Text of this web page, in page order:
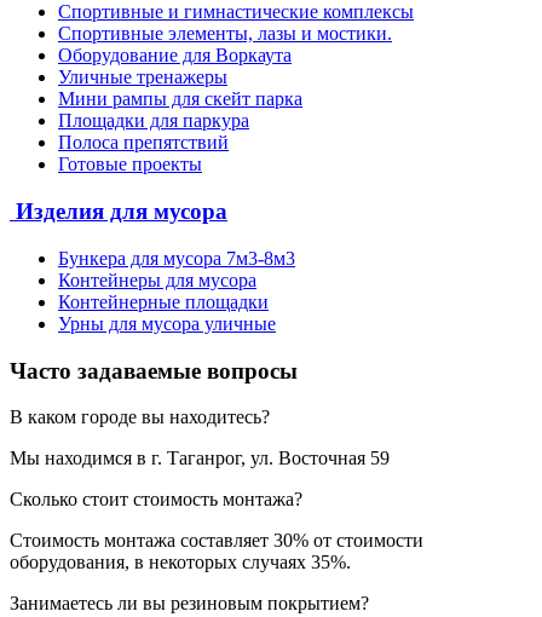
Спортивные и гимнастические комплексы
Спортивные элементы, лазы и мостики.
Оборудование для Воркаута
Уличные тренажеры
Мини рампы для скейт парка
Площадки для паркура
Полоса препятствий
Готовые проекты
Изделия для мусора
Бункера для мусора 7м3-8м3
Контейнеры для мусора
Контейнерные площадки
Урны для мусора уличные
Часто задаваемые вопросы
В каком городе вы находитесь?
Мы находимся в г. Таганрог, ул. Восточная 59
Сколько стоит стоимость монтажа?
Стоимость монтажа составляет 30% от стоимости
оборудования, в некоторых случаях 35%.
Занимаетесь ли вы резиновым покрытием?